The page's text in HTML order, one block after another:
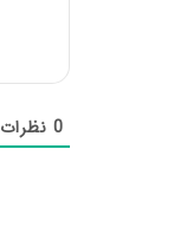
0 نظرات